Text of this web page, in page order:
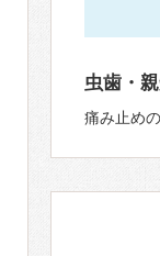
虫歯・
痛み止め